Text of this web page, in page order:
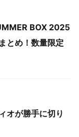
BOX 2025
とめ！数量限定
オが勝手に切り